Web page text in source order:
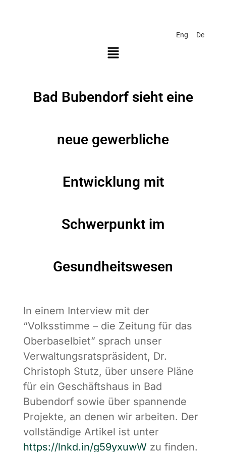
Eng De
Bad Bubendorf sieht eine
neue gewerbliche
Entwicklung mit
Schwerpunkt im
Gesundheitswesen
In einem Interview mit der
“Volksstimme – die Zeitung für das
Oberbaselbiet” sprach unser
Verwaltungsratspräsident, Dr.
Christoph Stutz, über unsere Pläne
für ein Geschäftshaus in Bad
Bubendorf sowie über spannende
Projekte, an denen wir arbeiten. Der
vollständige Artikel ist unter
https://lnkd.in/g59yxuwW zu finden.